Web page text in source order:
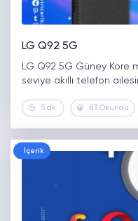
LG Q92 5G
LG Q92 5G Güney Kore
seviye akıllı telefon
5 dk. 83 Okundu
İçerik